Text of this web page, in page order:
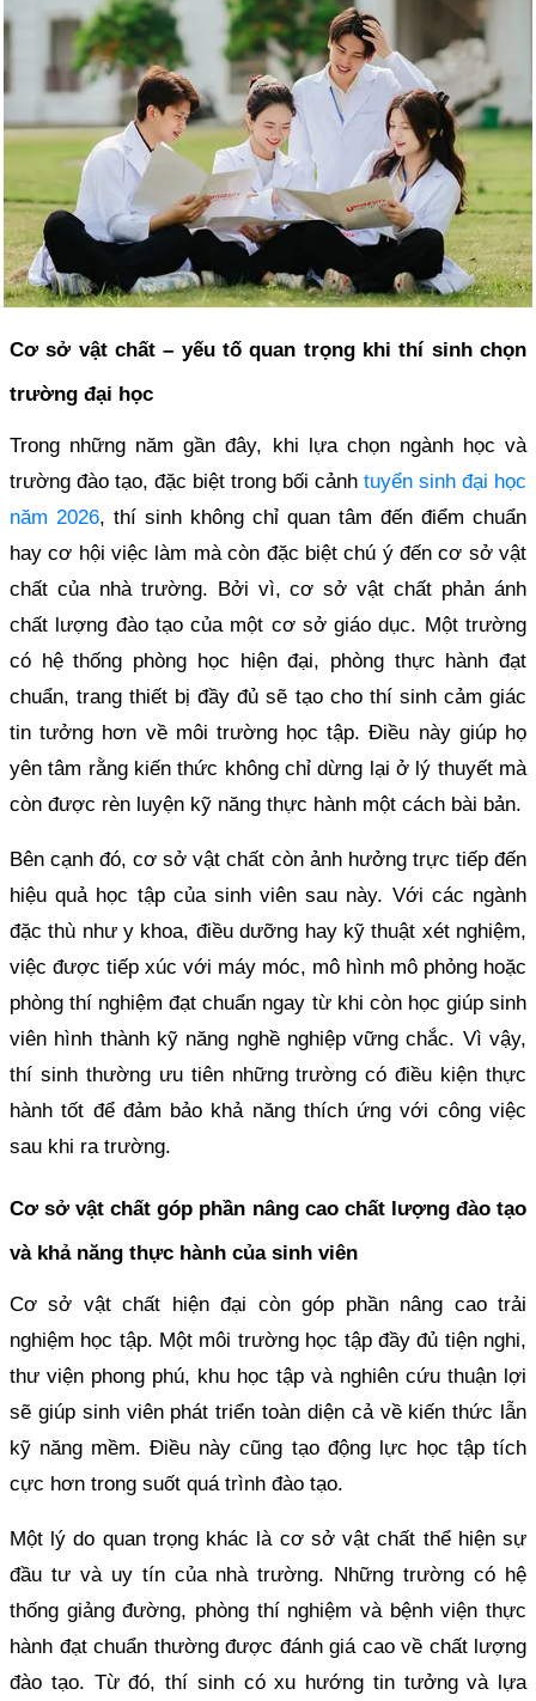
Cơ sở vật chất – yếu tố quan trọng khi thí sinh chọn
trường đại học
Trong những năm gần đây, khi lựa chọn ngành học và
trường đào tạo, đặc biệt trong bối cảnh tuyển sinh đại học
năm 2026, thí sinh không chỉ quan tâm đến điểm chuẩn
hay cơ hội việc làm mà còn đặc biệt chú ý đến cơ sở vật
chất của nhà trường. Bởi vì, cơ sở vật chất phản ánh
chất lượng đào tạo của một cơ sở giáo dục. Một trường
có hệ thống phòng học hiện đại, phòng thực hành đạt
chuẩn, trang thiết bị đầy đủ sẽ tạo cho thí sinh cảm giác
tin tưởng hơn về môi trường học tập. Điều này giúp họ
yên tâm rằng kiến thức không chỉ dừng lại ở lý thuyết mà
còn được rèn luyện kỹ năng thực hành một cách bài bản.
Bên cạnh đó, cơ sở vật chất còn ảnh hưởng trực tiếp đến
hiệu quả học tập của sinh viên sau này. Với các ngành
đặc thù như y khoa, điều dưỡng hay kỹ thuật xét nghiệm,
việc được tiếp xúc với máy móc, mô hình mô phỏng hoặc
phòng thí nghiệm đạt chuẩn ngay từ khi còn học giúp sinh
viên hình thành kỹ năng nghề nghiệp vững chắc. Vì vậy,
thí sinh thường ưu tiên những trường có điều kiện thực
hành tốt để đảm bảo khả năng thích ứng với công việc
sau khi ra trường.
Cơ sở vật chất góp phần nâng cao chất lượng đào tạo
và khả năng thực hành của sinh viên
Cơ sở vật chất hiện đại còn góp phần nâng cao trải
nghiệm học tập. Một môi trường học tập đầy đủ tiện nghi,
thư viện phong phú, khu học tập và nghiên cứu thuận lợi
sẽ giúp sinh viên phát triển toàn diện cả về kiến thức lẫn
kỹ năng mềm. Điều này cũng tạo động lực học tập tích
cực hơn trong suốt quá trình đào tạo.
Một lý do quan trọng khác là cơ sở vật chất thể hiện sự
đầu tư và uy tín của nhà trường. Những trường có hệ
thống giảng đường, phòng thí nghiệm và bệnh viện thực
hành đạt chuẩn thường được đánh giá cao về chất lượng
đào tạo. Từ đó, thí sinh có xu hướng tin tưởng và lựa